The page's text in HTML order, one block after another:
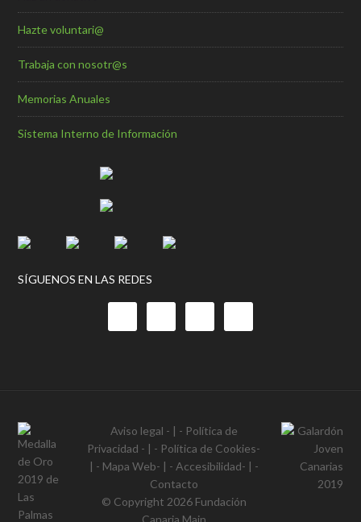
Hazte voluntari@
Trabaja con nosotr@s
Memorias Anuales
Sistema Interno de Información
SÍGUENOS EN LAS REDES
Aviso legal - | - Política de
Privacidad - | - Política de Cookies-
| - Mapa Web- | - Accesibilidad- | -
Contacto
© Copyright 2026 Fundación
Canaria Main